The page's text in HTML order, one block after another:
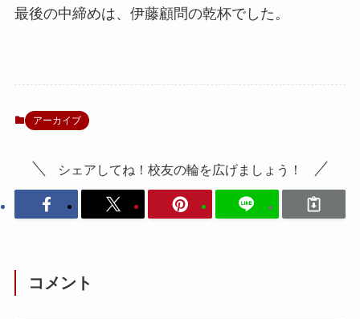
最後の中締めは、伊藤顧問の乾杯でした。
アーカイブ
シェアしてね！校友の輪を広げましょう！
コメント